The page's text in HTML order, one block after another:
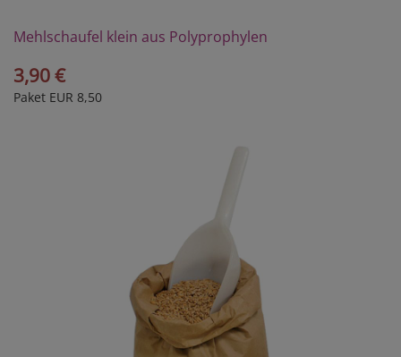
Mehlschaufel klein aus Polyprophylen
3,90 €
Paket EUR 8,50